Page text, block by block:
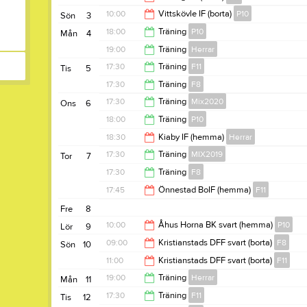
16:00
17:00
3
Sön 10:00 Vittskövle IF (borta) P10
12:00
4
Mån 18:00 Träning P10
19:30
19:00 Träning Herrar
20:30
5
Tis 17:30 Träning F11
19:00
17:30 Träning F8
18:30
6
Ons 17:30 Träning Mix2020
18:45
18:00 Träning P10
19:30
18:30 Kiaby IF (hemma) Herrar
20:30
7
Tor 17:30 Träning MIX2019
18:30
17:30 Träning F8
17:45 Önnestad BoIF (hemma) F11
19:45
8
Fre
9
Lör 10:00 Åhus Horna BK svart (hemma) P10
12:00
10
Sön 09:00 Kristianstads DFF svart (borta) F8
11:00
11:00 Kristianstads DFF svart (borta) F11
13:00
11
Mån 19:00 Träning Herrar
12
Tis 17:30 Träning F11